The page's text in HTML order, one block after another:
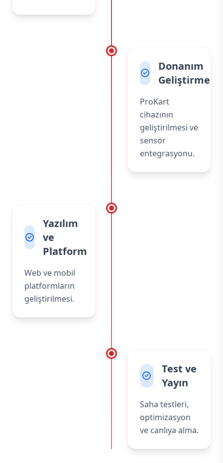
Donanım
Geliştirme
ProKart
cihazının
geliştirilmesi ve
sensör
entegrasyonu.
Yazılım
ve
Platform
Web ve mobil
platformların
geliştirilmesi.
Test ve
Yayın
Saha testleri,
optimizasyon
ve canlıya alma.